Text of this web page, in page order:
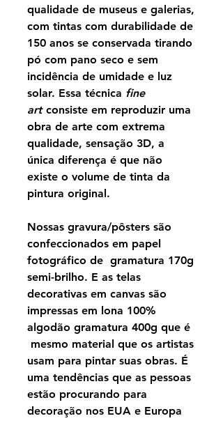
qualidade de museus e galerias,
com tintas com durabilidade de
150 anos se conservada tirando
pó com pano seco e sem
incidência de umidade e luz
solar. Essa técnica fine
artconsiste em reproduzir uma
obra de arte com extrema
qualidade, sensação 3D, a
única diferença é que não
existe o volume de tinta da
pintura original.
Nossas gravura/pôsters são
confeccionados em papel
fotográfico de gramatura 170g
semi-brilho. E as telas
decorativas em canvas são
impressas em lona 100%
algodão gramatura 400g que é
mesmo material que os artistas
usam para pintar suas obras. É
uma tendências que as pessoas
estão procurando para
decoração nos EUA e Europa